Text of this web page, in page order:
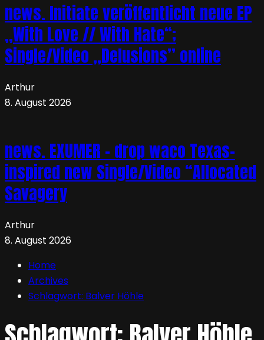
news. Initiate veröffentlicht neue EP
„With Love // With Hate“;
Single/Video „Delusions” online
Arthur
8. August 2026
news. EXUMER – drop waco Texas-
inspired new Single/Video “Allocated
Savagery
Arthur
8. August 2026
Home
Archives
Schlagwort: Balver Höhle